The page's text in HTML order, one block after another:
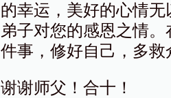
的幸运，美好的心情
弟子对您的感恩之情
件事，修好自己，多
谢谢师父！合十！